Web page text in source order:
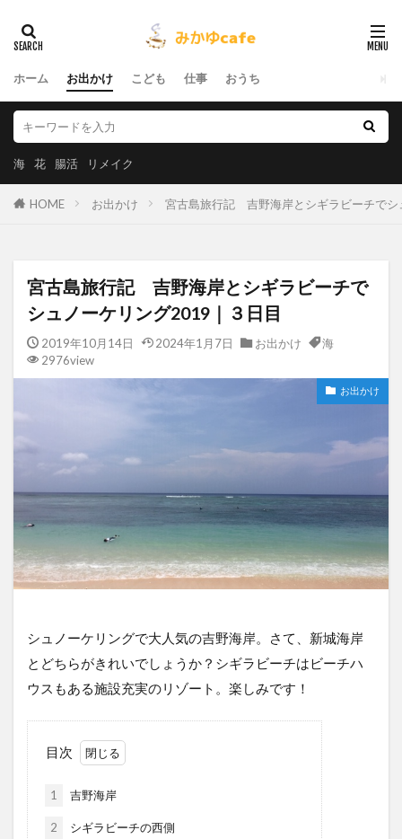
ホーム お出かけ こども 仕事 おうち
海 花 腸活 リメイク
HOME お出かけ 宮古島旅行記 吉野海岸とシギラビーチで
宮古島旅行記 吉野海岸とシギラビーチで
シュノーケリング2019｜３日目
2019年10月14日 2024年1月7日 お出かけ
海
2976view
お出かけ
シュノーケリングで大人気の吉野海岸。さて、新城海岸
とどちらがきれいでしょうか？シギラビーチはビーチハ
ウスもある施設充実のリゾート。楽しみです！
目次
1 吉野海岸
2 シギラビーチの西側